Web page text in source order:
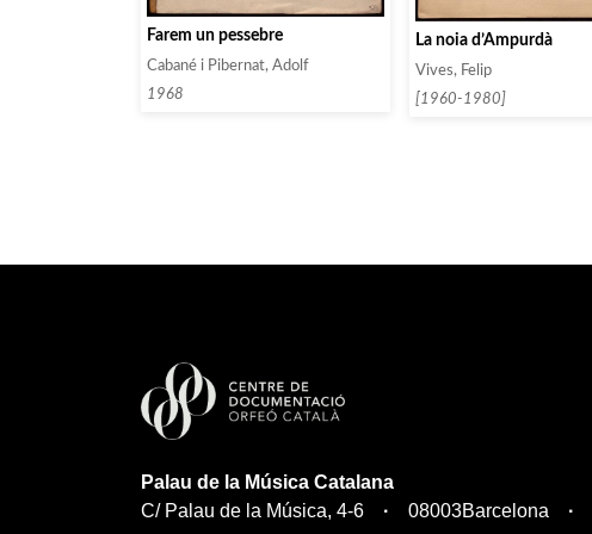
Farem un pessebre
Cabané i Pibernat, Adolf
1968
La noia d’Ampurdà
Vives, Felip
[1960-1980]
Palau de la Música Catalana
C/ Palau de la Música, 4-6
08003Barcelona